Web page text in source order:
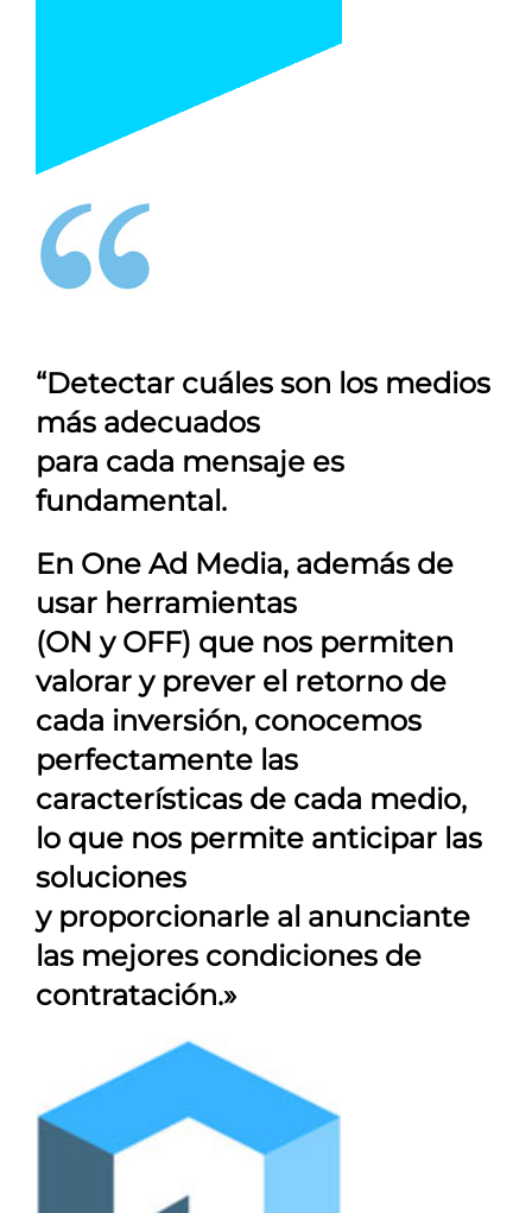
“Detectar cuáles son los medios
más adecuados
para cada mensaje es
fundamental.
En One Ad Media, además de
usar herramientas
(ON y OFF) que nos permiten
valorar y prever el retorno de
cada inversión, conocemos
perfectamente las
características de cada medio,
lo que nos permite anticipar las
soluciones
y proporcionarle al anunciante
las mejores condiciones de
contratación.»